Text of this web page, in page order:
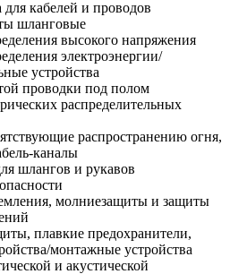
кабелей и проводов
шланговые
высокого напряжения
электроэнергии/
устройства
проводки под полом
распределительных
распространению огня,
каналы
шлангов и рукавов
молниезащиты и защиты
плавкие предохранители,
монтажные устройства
и акустической